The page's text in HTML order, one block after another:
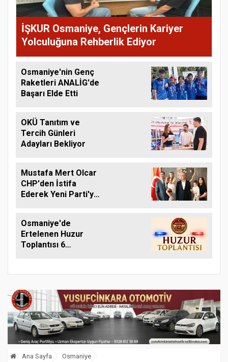
İŞKUR Osmaniye, Gençlerin Kariyer
Yolculuğuna Rehberlik Ediyor
Osmaniye'nin Genç
Raketleri ANALİG'de
Başarı Elde Etti
OKÜ Tanıtım ve
Tercih Günleri
Adayları Bekliyor
Mustafa Mert Olcar
CHP'den İstifa
Ederek Yeni Parti'ye
Osmaniye'de
Ertelenen Huzur
Toplantısı 6
Ana Sayfa Osmaniye